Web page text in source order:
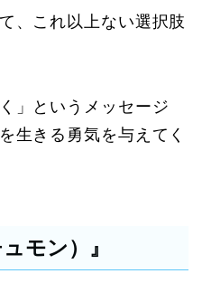
、これ以上ない選択肢
」というメッセージ
生きる勇気を与えてく
モン）』